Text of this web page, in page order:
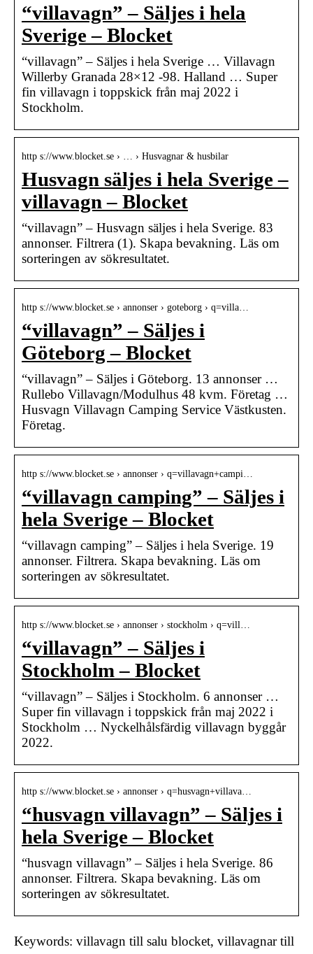
“villavagn” – Säljes i hela
Sverige – Blocket
“villavagn” – Säljes i hela Sverige … Villavagn
Willerby Granada 28×12 -98. Halland … Super
fin villavagn i toppskick från maj 2022 i
Stockholm.
http s://www.blocket.se › … › Husvagnar & husbilar
Husvagn säljes i hela Sverige –
villavagn – Blocket
“villavagn” – Husvagn säljes i hela Sverige. 83
annonser. Filtrera (1). Skapa bevakning. Läs om
sorteringen av sökresultatet.
http s://www.blocket.se › annonser › goteborg › q=villa…
“villavagn” – Säljes i
Göteborg – Blocket
“villavagn” – Säljes i Göteborg. 13 annonser …
Rullebo Villavagn/Modulhus 48 kvm. Företag …
Husvagn Villavagn Camping Service Västkusten.
Företag.
http s://www.blocket.se › annonser › q=villavagn+campi…
“villavagn camping” – Säljes i
hela Sverige – Blocket
“villavagn camping” – Säljes i hela Sverige. 19
annonser. Filtrera. Skapa bevakning. Läs om
sorteringen av sökresultatet.
http s://www.blocket.se › annonser › stockholm › q=vill…
“villavagn” – Säljes i
Stockholm – Blocket
“villavagn” – Säljes i Stockholm. 6 annonser …
Super fin villavagn i toppskick från maj 2022 i
Stockholm … Nyckelhålsfärdig villavagn byggår
2022.
http s://www.blocket.se › annonser › q=husvagn+villava…
“husvagn villavagn” – Säljes i
hela Sverige – Blocket
“husvagn villavagn” – Säljes i hela Sverige. 86
annonser. Filtrera. Skapa bevakning. Läs om
sorteringen av sökresultatet.
Keywords: villavagn till salu blocket, villavagnar till